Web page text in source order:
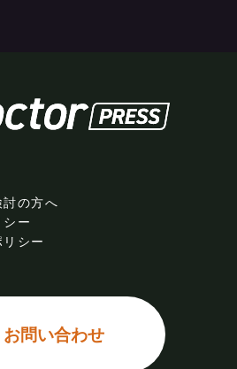
討の方へ
シー
シー
お問い合わせ